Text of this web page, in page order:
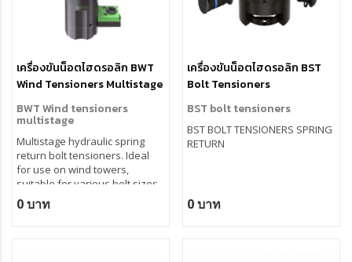
เครื่องขันน็อตไฮดรอลิก BWT
Wind Tensioners Multistage
BWT Wind tensioners
multistage
Multistage hydraulic spring
return bolt tensioners. Ideal
for use on wind towers,
suitable for various bolt sizes.
Operating pressure 1350 bar,
safety valve, limit switch
0 บาท
เครื่องขันน็อตไฮดรอลิก BST
Bolt Tensioners
BST bolt tensioners
BST BOLT TENSIONERS SPRING
RETURN
0 บาท